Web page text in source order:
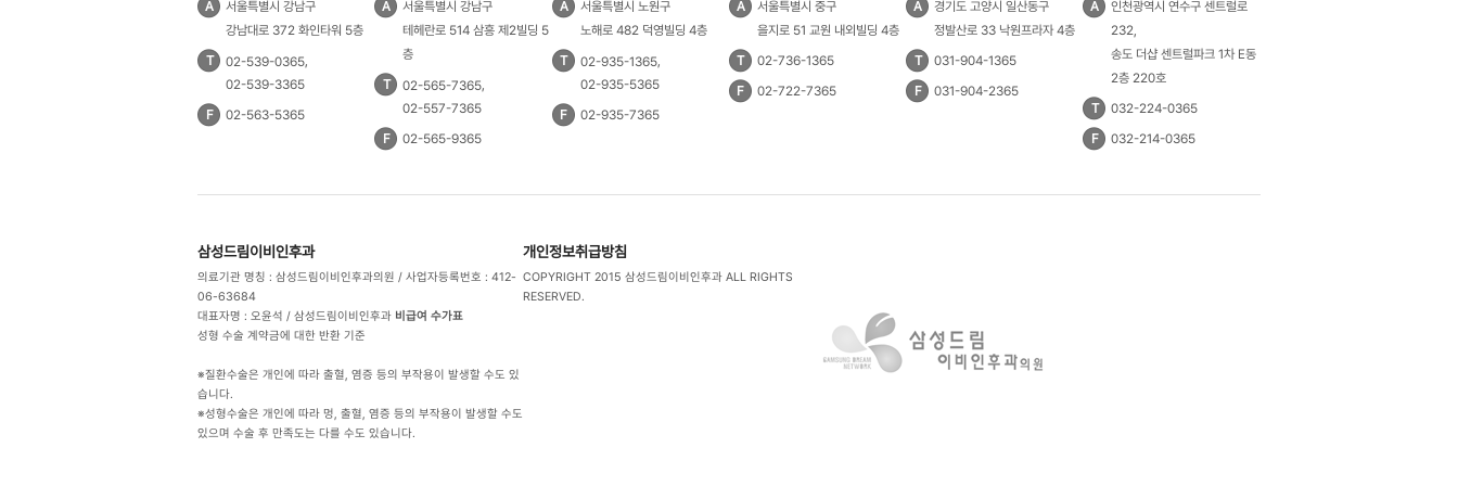
A
서울특별시 강남구
강남대로 372 화인타워 5층
T
02-539-0365
02-539-3365
F
02-563-5365
A
서울특별시 강남구
테헤란로 514 삼흥 제2빌딩 5
층
T
02-565-7365
02-557-7365
F
02-565-9365
A
서울특별시 노원구
노해로 482 덕영빌딩 4층
T
02-935-1365,
02-935-5365
F
02-935-7365
A
서울특별시 중구
을지로 51 교원 내외빌딩 4층
T
02-736-1365
F
02-722-7365
A
경기도 고양시 일산동구
정발산로 33 낙원프라자 4층
T
031-904-1365
F
031-904-2365
A
인천광역시 연수구 센트럴로
232,
송도 더샵 센트럴파크 1차 E동
2층 220호
T
032-224-0365
F
032-214-0365
삼성드림이비인후과 개인정보취급방침
의료기관 명칭 : 삼성드림이비인후과의원 / 사업자등록번호 : 412-
06-63684
대표자명 : 오윤석 / 삼성드림이비인후과 비급여 수가표
성형 수술 계약금에 대한 반환 기준
※질환수술은 개인에 따라 출혈, 염증 등의 부작용이 발생할 수도 있
습니다.
※성형수술은 개인에 따라 멍, 출혈, 염증 등의 부작용이 발생할 수도
있으며 수술 후 만족도는 다를 수도 있습니다.
COPYRIGHT 2015 삼성드림이비인후과 ALL RIGHTS
RESERVED.